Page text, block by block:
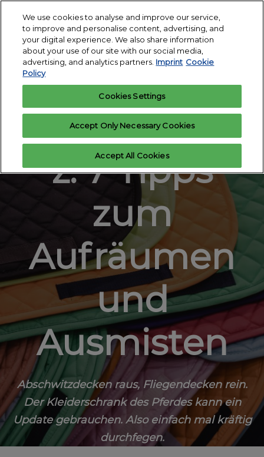
content
18. - 24. March 2027
Exhibition Centre
Register
interest
Exhibitor
16. März 2021, von Marvin Vroomen
Frühjahrsput
z: 7 Tipps
zum
Aufräumen
und
Ausmisten
Abschwitzdecken raus, Fliegendecken rein.
Der Kleiderschrank des Pferdes kann ein
Update gebrauchen. Also einfach mal kräftig
durchfegen.
We use cookies to analyse and improve our service,
to improve and personalise content, advertising, and
your digital experience. We also share information
about your use of our site with our social media,
advertising, and analytics partners. Imprint Cookie
Policy
Cookies Settings
Accept Only Necessary Cookies
Accept All Cookies